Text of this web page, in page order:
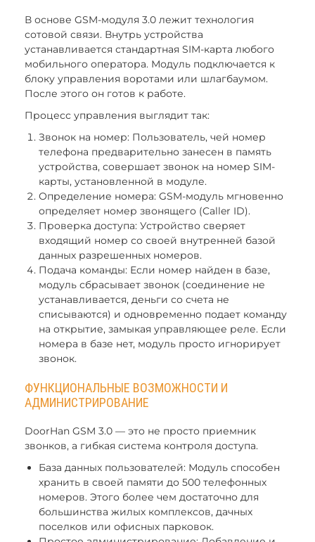
В основе GSM-модуля 3.0 лежит технология
сотовой связи. Внутрь устройства
устанавливается стандартная SIM-карта любого
мобильного оператора. Модуль подключается к
блоку управления воротами или шлагбаумом.
После этого он готов к работе.
Процесс управления выглядит так:
Звонок на номер: Пользователь, чей номер
телефона предварительно занесен в память
устройства, совершает звонок на номер SIM-
карты, установленной в модуле.
Определение номера: GSM-модуль мгновенно
определяет номер звонящего (Caller ID).
Проверка доступа: Устройство сверяет
входящий номер со своей внутренней базой
данных разрешенных номеров.
Подача команды: Если номер найден в базе,
модуль сбрасывает звонок (соединение не
устанавливается, деньги со счета не
списываются) и одновременно подает команду
на открытие, замыкая управляющее реле. Если
номера в базе нет, модуль просто игнорирует
звонок.
ФУНКЦИОНАЛЬНЫЕ ВОЗМОЖНОСТИ И
АДМИНИСТРИРОВАНИЕ
DoorHan GSM 3.0 — это не просто приемник
звонков, а гибкая система контроля доступа.
База данных пользователей: Модуль способен
хранить в своей памяти до 500 телефонных
номеров. Этого более чем достаточно для
большинства жилых комплексов, дачных
поселков или офисных парковок.